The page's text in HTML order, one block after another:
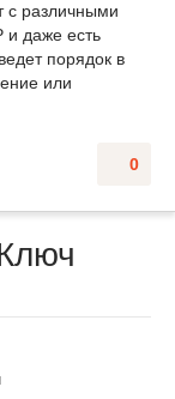
с различными
и даже есть
порядок в
или
0